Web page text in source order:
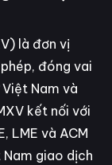
là đơn vị
đóng vai
Nam và
kết nối với
LME và ACM
giao dịch